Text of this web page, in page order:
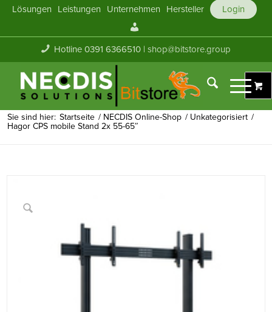
Lösungen Leistungen Unternehmen Hersteller
Login
Konto
Hotline 0391 6366510 |shop@bitstore.group
Sie sind hier: Startseite / NECDIS Online-Shop / Unkategorisiert /
Hagor CPS mobile Stand 2x 55-65″